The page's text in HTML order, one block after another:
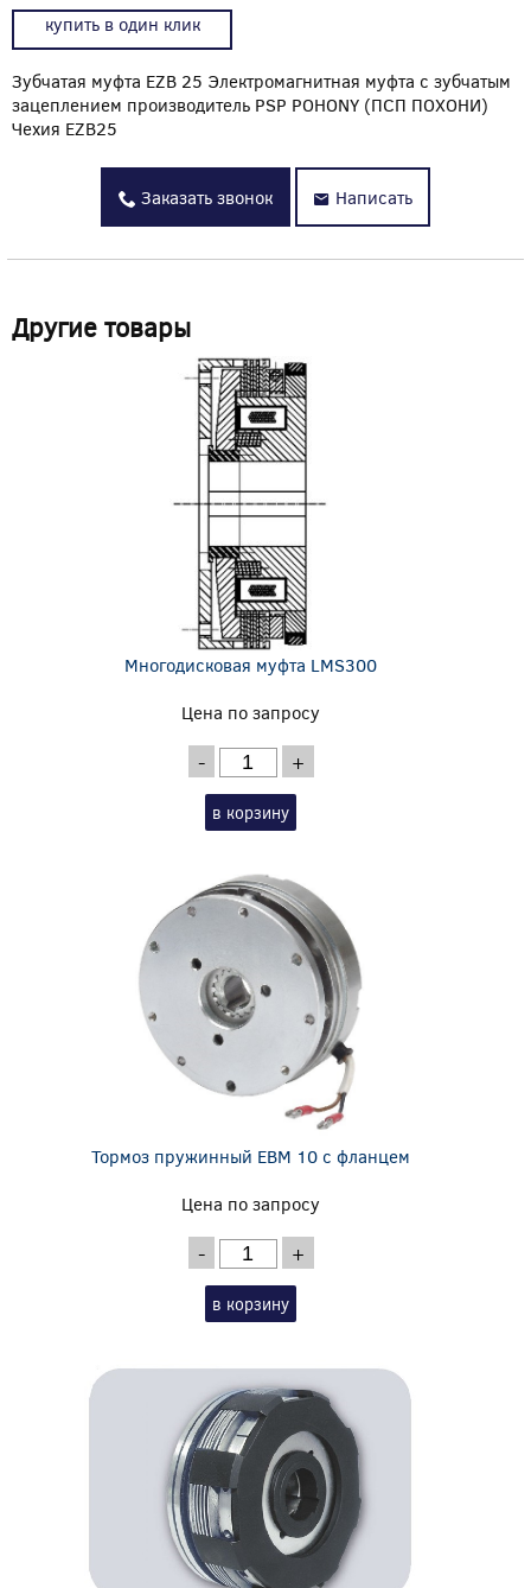
купить в один клик
Зубчатая муфта EZB 25 Электромагнитная муфта с зубчатым
зацеплением производитель PSP POHONY (ПСП ПОХОНИ)
Чехия EZB25
Заказать звонок Написать
Другие товары
Многодисковая муфта LMS300
Цена по запросу
- +
в корзину
Тормоз пружинный EBM 10 с фланцем
Цена по запросу
- +
в корзину